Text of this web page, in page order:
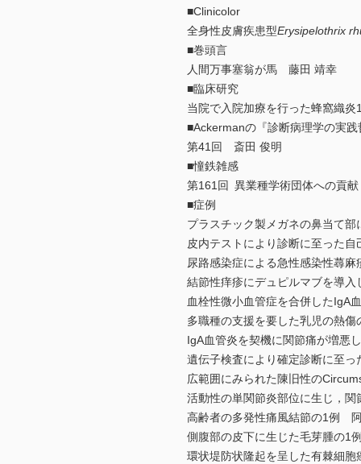
■Clinicolor
全身性皮膚疾患型Erysipelothrix
■巻頭言
人間万事塞翁が馬 藤田 靖幸
■臨床研究
当院で入院加療を行った蜂窩織
■Ackermanの『診断病理学の実践
第41回 斎田 俊明
■憧鉄雑感
第161回 異業種学術団体への貢
■症例
プラスチック製メガネの鼻当て
皮内テストにより診断に至った
尿路感染症による急性感染性蕁
結節性痒疹にデュピルマブを導
血栓性微小血管症を合併したIgA
多職種の支援を要した乳児の熱
IgA血管炎を契機に関節痛が増悪
遺伝子検査により確定診断に至
広範囲にみられた陳旧性の
活動性の単関節炎部位に生じ，
高齢者の多発性痛風結節の1例
側腹部の皮下に生じた毛芽腫の1
環状堤防状隆起を呈した有棘細